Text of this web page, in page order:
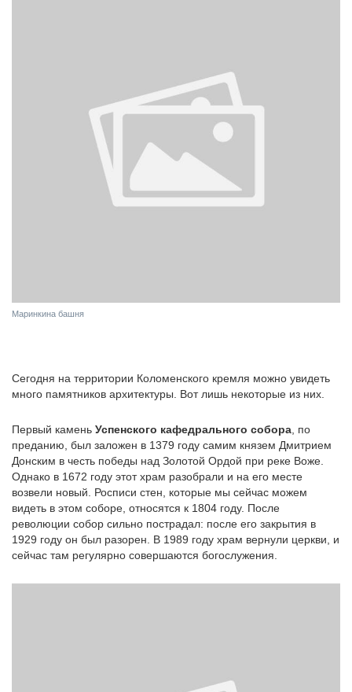
Маринкина башня
Сегодня на территории Коломенского кремля можно увидеть
много памятников архитектуры. Вот лишь некоторые из них.
Первый камень Успенского кафедрального собора , по
преданию, был заложен в 1379 году самим князем Дмитрием
Донским в честь победы над Золотой Ордой при реке Воже.
Однако в 1672 году этот храм разобрали и на его месте
возвели новый. Росписи стен, которые мы сейчас можем
видеть в этом соборе, относятся к 1804 году. После
революции собор сильно пострадал: после его закрытия в
1929 году он был разорен. В 1989 году храм вернули церкви, и
сейчас там регулярно совершаются богослужения.